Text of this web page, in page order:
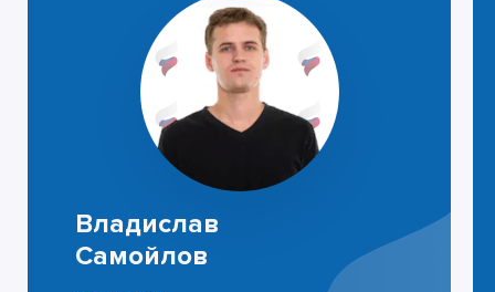
Владислав
Самойлов